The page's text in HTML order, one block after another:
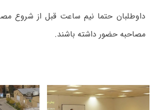
داوطلبان حتما نیم ساعت قبل از شروع
مصاحبه حضور داشته باشند.